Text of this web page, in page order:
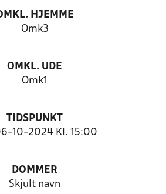
HJEMME
Omk3
OMKL. UDE
Omk1
TIDSPUNKT
10-2024 Kl. 15:00
DOMMER
Skjult navn